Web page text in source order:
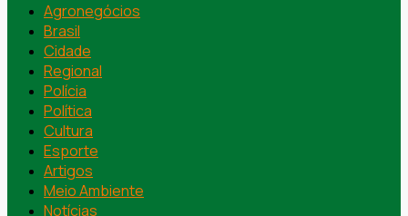
Agronegócios
Brasil
Cidade
Regional
Polícia
Política
Cultura
Esporte
Artigos
Meio Ambiente
Notícias